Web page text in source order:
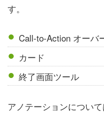
す。
Call-to-Action オーバ
カード
終了画面ツール
アノテーションについ